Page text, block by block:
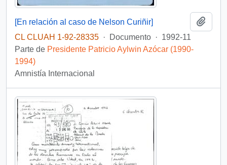
[En relación al caso de Nelson Curiñir]
CL CLUAH 1-92-28335 · Documento · 1992-11
Parte de Presidente Patricio Aylwin Azócar (1990-
1994)
Amnistía Internacional